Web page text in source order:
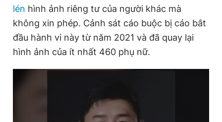
Đọc Thanh Niên trên điện thoại
0908 780 404
lén hình ảnh riêng tư của người khác mà
không xin phép. Cảnh sát cáo buộc bị cáo bắt
đầu hành vi này từ năm 2021 và đã quay lại
hình ảnh của ít nhất 460 phụ nữ.